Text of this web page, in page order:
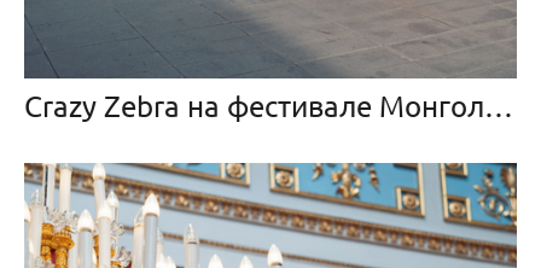
Crazy Zebra на фестивале Монгольфьери